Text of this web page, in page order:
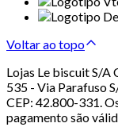
Voltar ao topo
Lojas Le biscuit S/A
535 - Via Parafuso
CEP: 42.800-331.
pagamento são